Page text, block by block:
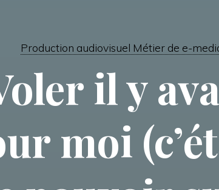
Production audiovisuel Métier de e-
il y
moi